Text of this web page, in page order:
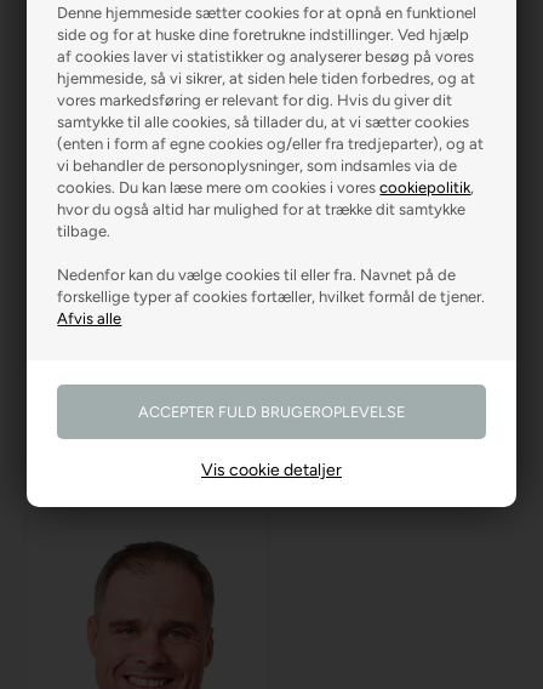
Denne hjemmeside sætter cookies for at opnå en funktionel
side og for at huske dine foretrukne indstillinger. Ved hjælp
af cookies laver vi statistikker og analyserer besøg på vores
hjemmeside, så vi sikrer, at siden hele tiden forbedres, og at
vores markedsføring er relevant for dig. Hvis du giver dit
samtykke til alle cookies, så tillader du, at vi sætter cookies
(enten i form af egne cookies og/eller fra tredjeparter), og at
vi behandler de personoplysninger, som indsamles via de
cookies. Du kan læse mere om cookies i vorescookiepolitik,
hvor du også altid har mulighed for at trække dit samtykke
tilbage.
Nedenfor kan du vælge cookies til eller fra. Navnet på de
forskellige typer af cookies fortæller, hvilket formål de tjener.
Vis cookie detaljer
Randi Thorlund
Tel: 27 53 97 70
bogholderi@r2farver.dk